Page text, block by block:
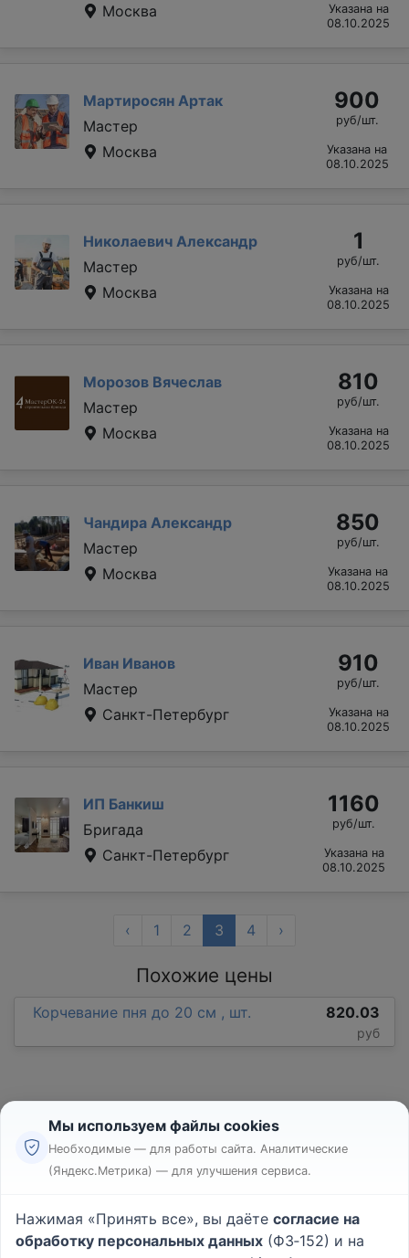
Москва
Указана на
08.10.2025
Мартиросян Артак
Мастер
Москва
900
руб/шт.
Указана на
08.10.2025
Николаевич Александр
Мастер
Москва
1
руб/шт.
Указана на
08.10.2025
Морозов Вячеслав
Мастер
Москва
810
руб/шт.
Указана на
08.10.2025
Чандира Александр
Мастер
Москва
850
руб/шт.
Указана на
08.10.2025
Иван Иванов
Мастер
Санкт-Петербург
910
руб/шт.
Указана на
08.10.2025
ИП Банкиш
Бригада
Санкт-Петербург
1160
руб/шт.
Указана на
08.10.2025
‹ 1 2 3 4 ›
Похожие цены
Корчевание пня до 20 см , шт. 820.03
руб
Реклама
Пользовательское соглашение
Политика конфиденциальности
Мы используем файлы cookies
Необходимые — для работы сайта. Аналитические
(Яндекс.Метрика) — для улучшения сервиса.
Нажимая «Принять все», вы даёте согласие на
обработку персональных данных (ФЗ‑152) и на